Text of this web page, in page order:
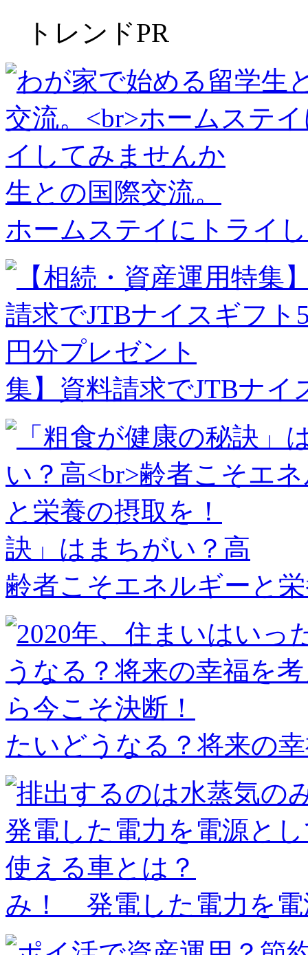
トレンドPR
生との国際交流。
ホームステイにトライ
集】資料請求でJTBナイ
訣」はまちがい？高
齢者こそエネルギーと
たいどうなる？将来の
み！ 発電した電力を電